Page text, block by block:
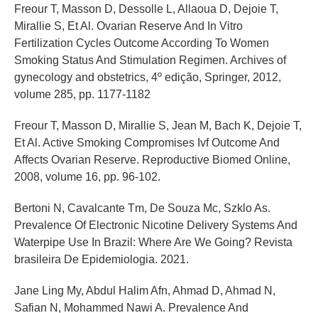
Freour T, Masson D, Dessolle L, Allaoua D, Dejoie T,
Mirallie S, Et Al. Ovarian Reserve And In Vitro
Fertilization Cycles Outcome According To Women
Smoking Status And Stimulation Regimen. Archives of
gynecology and obstetrics, 4º edição, Springer, 2012,
volume 285, pp. 1177-1182
Freour T, Masson D, Mirallie S, Jean M, Bach K, Dejoie T,
Et Al. Active Smoking Compromises Ivf Outcome And
Affects Ovarian Reserve. Reproductive Biomed Online,
2008, volume 16, pp. 96-102.
Bertoni N, Cavalcante Tm, De Souza Mc, Szklo As.
Prevalence Of Electronic Nicotine Delivery Systems And
Waterpipe Use In Brazil: Where Are We Going? Revista
brasileira De Epidemiologia. 2021.
Jane Ling My, Abdul Halim Afn, Ahmad D, Ahmad N,
Safian N, Mohammed Nawi A. Prevalence And